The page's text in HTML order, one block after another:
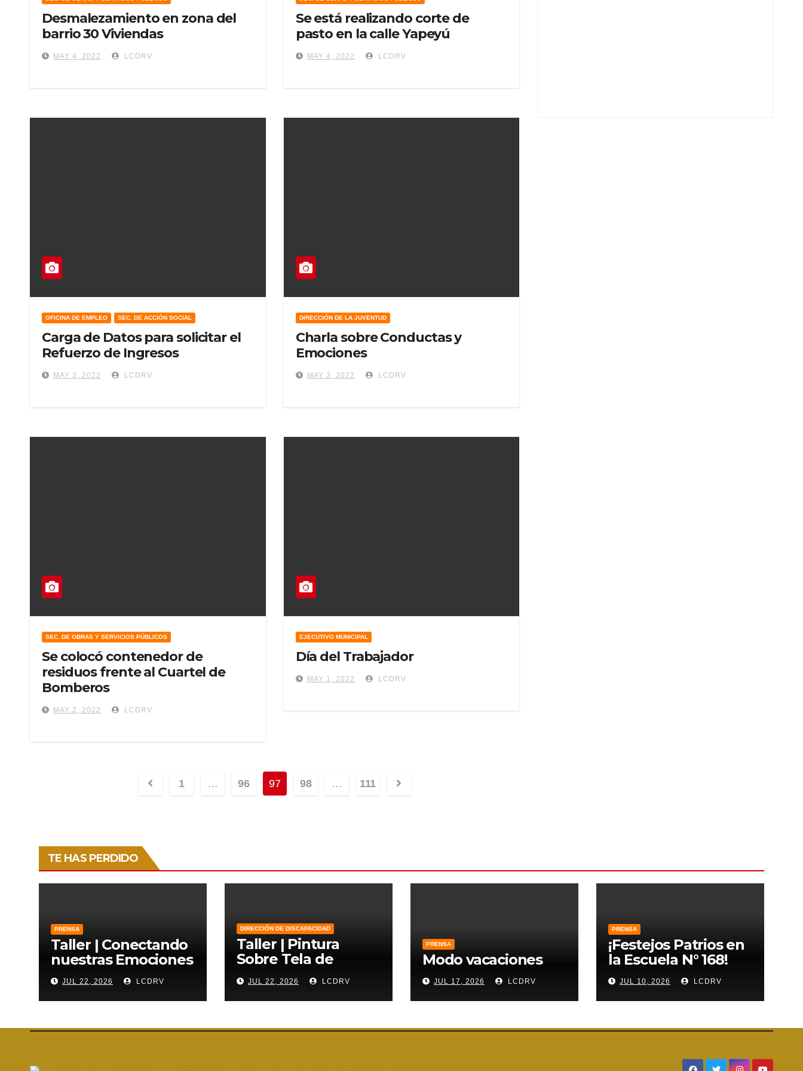
Desmalezamiento en zona del
barrio 30 Viviendas
MAY 4, 2022 LCDRV
Se está realizando corte de
pasto en la calle Yapeyú
MAY 4, 2022 LCDRV
OFICINA DE EMPLEO SEC. DE ACCIÓN SOCIAL
Carga de Datos para solicitar el
Refuerzo de Ingresos
MAY 3, 2022 LCDRV
DIRECCIÓN DE LA JUVENTUD
Charla sobre Conductas y
Emociones
MAY 3, 2022 LCDRV
SEC. DE OBRAS Y SERVICIOS PÚBLICOS
Se colocó contenedor de
residuos frente al Cuartel de
Bomberos
MAY 2, 2022 LCDRV
EJECUTIVO MUNICIPAL
Día del Trabajador
MAY 1, 2022 LCDRV
Navegación
1 … 96 97 98 … 111
TE HAS PERDIDO
PRENSA
Taller | Conectando
nuestras Emociones
JUL 22, 2026 LCDRV
DIRECCIÓN DE DISCAPACIDAD
Taller | Pintura
Sobre Tela de
Lienzo
JUL 22, 2026 LCDRV
PRENSA
Modo vacaciones
JUL 17, 2026 LCDRV
PRENSA
¡Festejos Patrios en
la Escuela N° 168!
JUL 10, 2026 LCDRV